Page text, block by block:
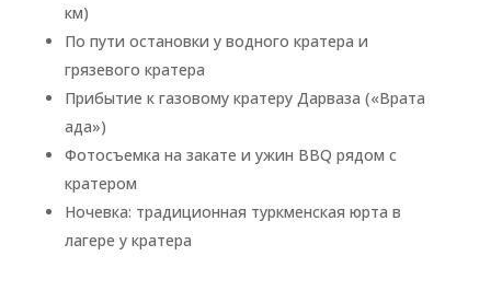
км)
По пути остановки у водного кратера и
грязевого кратера
Прибытие к газовому кратеру Дарваза («Врата
ада»)
Фотосъемка на закате и ужин BBQ рядом с
кратером
Ночевка: традиционная туркменская юрта в
лагере у кратера